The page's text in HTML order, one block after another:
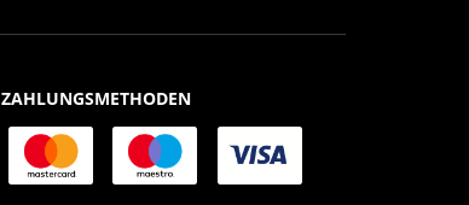
ZAHLUNGSMETHODEN